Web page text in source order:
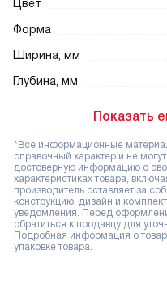
Цвет
Форма
Ширина, мм
Глубина, мм
Показать
*Все информационные
справочный характер и не
достоверную информацию о
характеристиках товара,
производитель оставляет за
конструкцию, дизайн и
уведомления. Перед
обратиться к продавцу для
Подробная информация о
упаковке товара.